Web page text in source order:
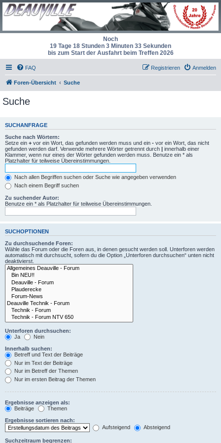
Noch
19 Tage 18 Stunden 3 Minuten 33 Sekunden
bis zum Start der Ausfahrt beim Treffen 2026
FAQ Anmelden
Registrieren
Foren-Übersicht Suche
Suche
SUCHANFRAGE
Suche nach Wörtern:
Setze ein + vor ein Wort, das gefunden werden muss und ein - vor ein Wort, das nicht
gefunden werden darf. Verwende mehrere Wörter getrennt durch
innerhalb einer
Klammer, wenn nur eines der Wörter gefunden werden muss. Benutze ein * als
Platzhalter für teilweise Übereinstimmungen.
Nach allen Begriffen suchen oder Suche wie angegeben verwenden
Nach einem Begriff suchen
Zu suchender Autor:
Benutze ein * als Platzhalter für teilweise Übereinstimmungen.
SUCHOPTIONEN
Zu durchsuchende Foren:
Wähle das Forum oder die Foren aus, in denen gesucht werden soll. Unterforen werden
automatisch mit durchsucht, sofern du die Option „Unterforen durchsuchen“ unten nicht
deaktivierst.
Unterforen durchsuchen:
Ja
Nein
Innerhalb suchen:
Betreff und Text der Beiträge
Nur im Text der Beiträge
Nur im Betreff der Themen
Nur im ersten Beitrag der Themen
Ergebnisse anzeigen als:
Beiträge
Themen
Ergebnisse sortieren nach:
Aufsteigend
Absteigend
Suchzeitraum begrenzen: